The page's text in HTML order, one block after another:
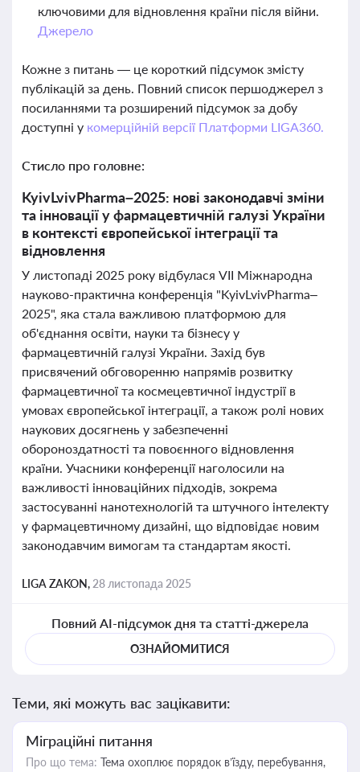
ключовими для відновлення країни після війни.
Джерело
Кожне з питань — це короткий підсумок змісту
публікацій за день. Повний список першоджерел з
посиланнями та розширений підсумок за добу
доступні у комерційній версії Платформи LIGA360.
Стисло про головне:
KyivLvivPharma–2025: нові законодавчі зміни
та інновації у фармацевтичній галузі України
в контексті європейської інтеграції та
відновлення
У листопаді 2025 року відбулася VII Міжнародна
науково-практична конференція "KyivLvivPharma–
2025", яка стала важливою платформою для
об'єднання освіти, науки та бізнесу у
фармацевтичній галузі України. Захід був
присвячений обговоренню напрямів розвитку
фармацевтичної та космецевтичної індустрії в
умовах європейської інтеграції, а також ролі нових
наукових досягнень у забезпеченні
обороноздатності та повоєнного відновлення
країни. Учасники конференції наголосили на
важливості інноваційних підходів, зокрема
застосуванні нанотехнологій та штучного інтелекту
у фармацевтичному дизайні, що відповідає новим
законодавчим вимогам та стандартам якості.
LIGA ZAKON, 28 листопада 2025
Повний AI-підсумок дня та статті-джерела
ОЗНАЙОМИТИСЯ
Теми, які можуть вас зацікавити:
Міграційні питання
Про що тема: Тема охоплює порядок в’їзду, перебування,